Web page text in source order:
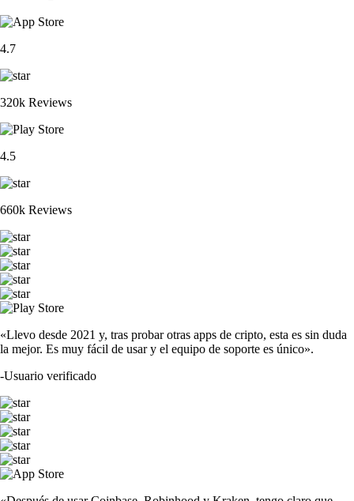
4.7
320k Reviews
4.5
660k Reviews
«Llevo desde 2021 y, tras probar otras apps de cripto, esta es sin duda
la mejor. Es muy fácil de usar y el equipo de soporte es único».
-Usuario verificado